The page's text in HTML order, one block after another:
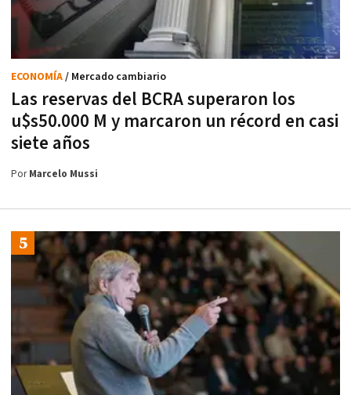
Las reservas del BCRA superaron los
u$s50.000 M y marcaron un récord en casi
siete años
ECONOMÍA/ Mercado cambiario
PorMarcelo Mussi